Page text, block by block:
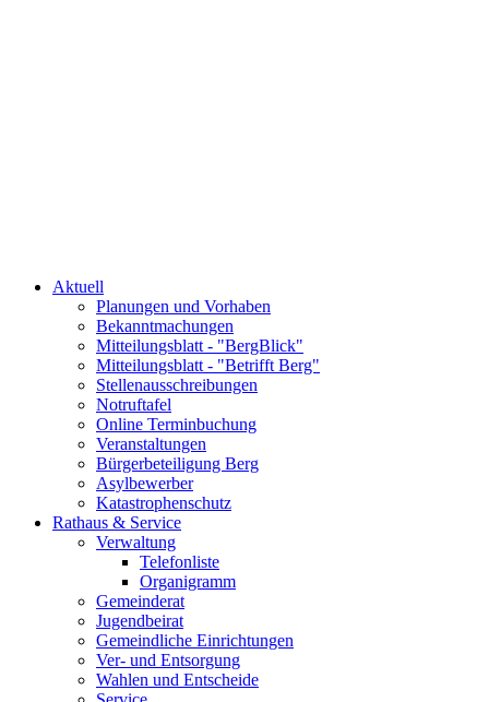
Aktuell
Planungen und Vorhaben
Bekanntmachungen
Mitteilungsblatt - "BergBlick"
Mitteilungsblatt - "Betrifft Berg"
Stellenausschreibungen
Notruftafel
Online Terminbuchung
Veranstaltungen
Bürgerbeteiligung Berg
Asylbewerber
Katastrophenschutz
Rathaus & Service
Verwaltung
Telefonliste
Organigramm
Gemeinderat
Jugendbeirat
Gemeindliche Einrichtungen
Ver- und Entsorgung
Wahlen und Entscheide